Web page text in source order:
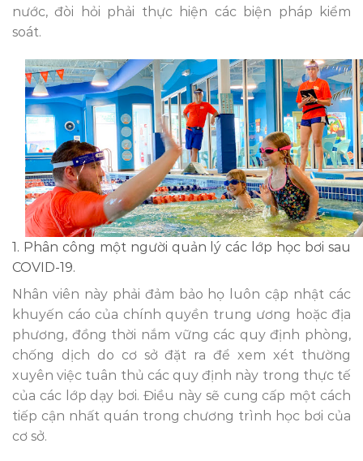
nước, đòi hỏi phải thực hiện các biện pháp kiểm
soát.
1. Phân công một người quản lý các lớp học bơi sau
COVID-19.
Nhân viên này phải đảm bảo họ luôn cập nhật các
khuyến cáo của chính quyền trung ương hoặc địa
phương, đồng thời nắm vững các quy định phòng,
chống dịch do cơ sở đặt ra để xem xét thường
xuyên việc tuân thủ các quy định này trong thực tế
của các lớp dạy bơi. Điều này sẽ cung cấp một cách
tiếp cận nhất quán trong chương trình học bơi của
cơ sở.